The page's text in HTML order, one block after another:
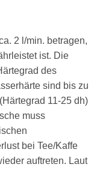
2 l/min. betragen,
ist. Die
des
sind bis zu
11-25 dh)
muss
bei Tee/Kaffe
auftreten. Laut